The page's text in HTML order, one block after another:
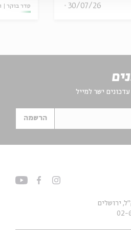
30/07/26 סדר בוקר
ישר למייל
הרשמה
02-